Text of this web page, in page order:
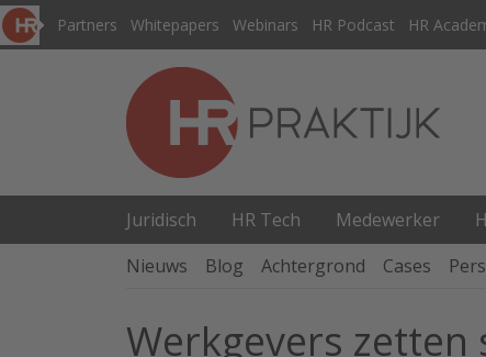
Partners Whitepapers Webinars HR Podcast HR
Juridisch HR Tech Medewerker
Nieuws
Blog Achtergrond Cases
Werkgevers